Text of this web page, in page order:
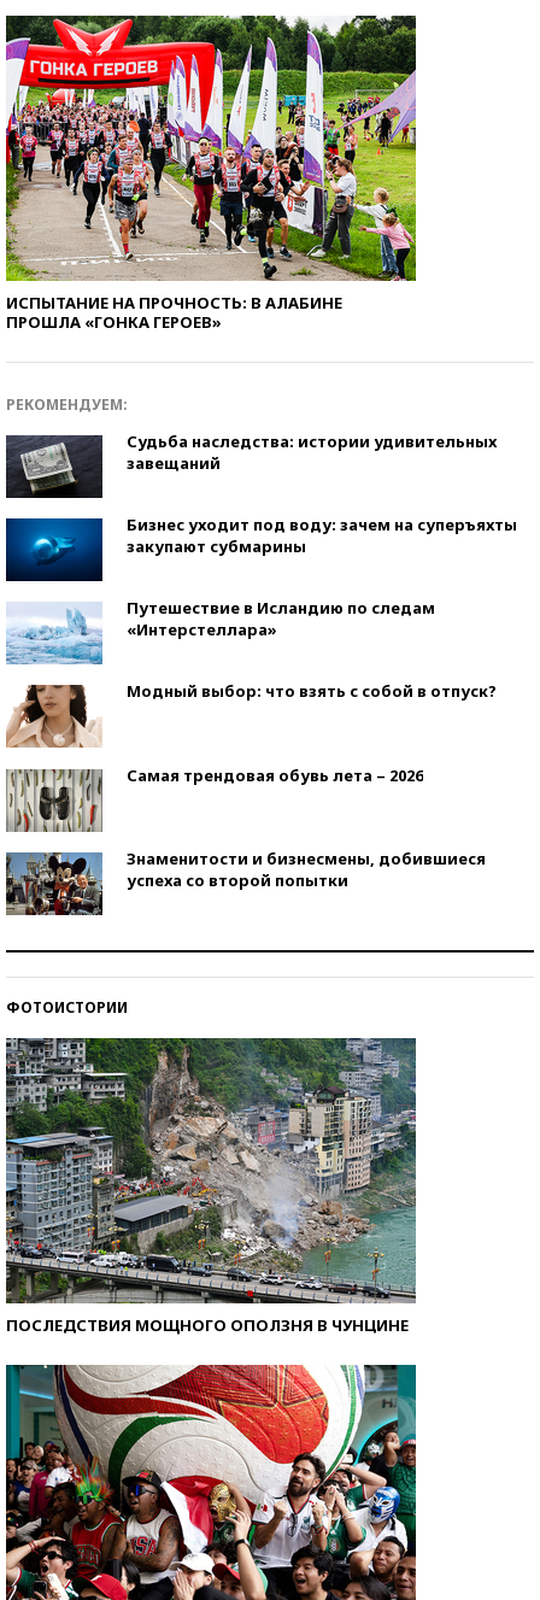
ИСПЫТАНИЕ НА ПРОЧНОСТЬ: В АЛАБИНЕ
ПРОШЛА «ГОНКА ГЕРОЕВ»
РЕКОМЕНДУЕМ:
Судьба наследства: истории удивительных
завещаний
Бизнес уходит под воду: зачем на суперъяхты
закупают субмарины
Путешествие в Исландию по следам
«Интерстеллара»
Модный выбор: что взять с собой в отпуск?
Самая трендовая обувь лета – 2026
Знаменитости и бизнесмены, добившиеся
успеха со второй попытки
ФОТОИСТОРИИ
ПОСЛЕДСТВИЯ МОЩНОГО ОПОЛЗНЯ В ЧУНЦИНЕ